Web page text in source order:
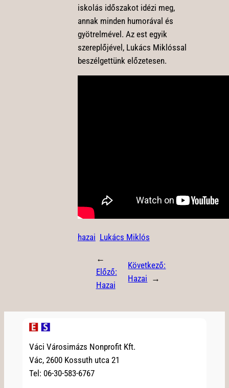
iskolás időszakot idézi meg,
annak minden humorával és
gyötrelmével. Az est egyik
szereplőjével, Lukács Miklóssal
beszélgettünk előzetesen.
hazai Lukács Miklós
←
Előző:
Hazai
Következő:
Hazai →
Váci Városimázs Nonprofit Kft.
Vác, 2600 Kossuth utca 21
Tel: 06-30-583-6767